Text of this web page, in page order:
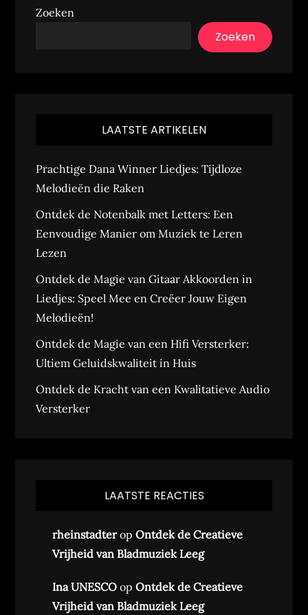
Zoeken
Zoeken
LAATSTE ARTIKELEN
Prachtige Dana Winner Liedjes: Tijdloze
Melodieën die Raken
Ontdek de Notenbalk met Letters: Een
Eenvoudige Manier om Muziek te Leren
Lezen
Ontdek de Magie van Gitaar Akkoorden in
Liedjes: Speel Mee en Creëer Jouw Eigen
Melodieën!
Ontdek de Magie van een Hifi Versterker:
Ultiem Geluidskwaliteit in Huis
Ontdek de Kracht van een Kwalitatieve Audio
Versterker
LAATSTE REACTIES
rheinstadteropOntdek de Creatieve
Vrijheid van Bladmuziek Leeg
Ina UNESCO opOntdek de Creatieve
Vrijheid van Bladmuziek Leeg